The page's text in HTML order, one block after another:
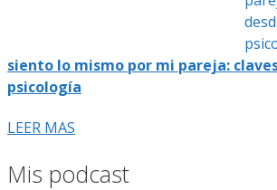
siento lo mismo por mi pareja:
psicología
LEER MAS
Mis podcast